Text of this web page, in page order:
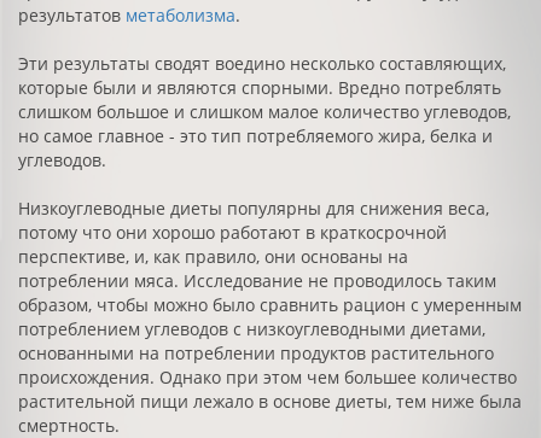
результатов метаболизма.
Эти результаты сводят воедино несколько составляющих,
которые были и являются спорными. Вредно потреблять
слишком большое и слишком малое количество углеводов,
но самое главное - это тип потребляемого жира, белка и
углеводов.
Низкоуглеводные диеты популярны для снижения веса,
потому что они хорошо работают в краткосрочной
перспективе, и, как правило, они основаны на
потреблении мяса. Исследование не проводилось таким
образом, чтобы можно было сравнить рацион с умеренным
потреблением углеводов с низкоуглеводными диетами,
основанными на потреблении продуктов растительного
происхождения. Однако при этом чем большее количество
растительной пищи лежало в основе диеты, тем ниже была
смертность.